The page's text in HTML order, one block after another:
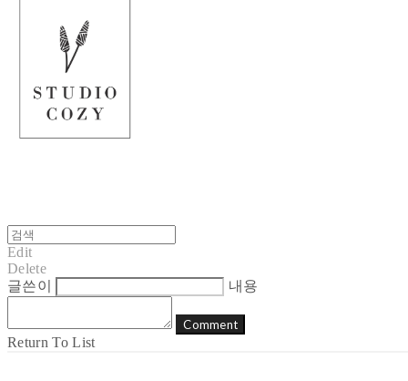
Edit
Delete
글쓴이
내용
Comment
Return To List